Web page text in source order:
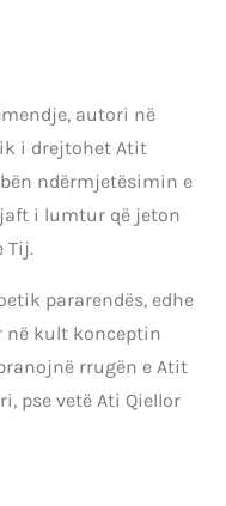
autori në
i drejtohet Atit
bën ndërmjetësimin e
i lumtur që jeton
Tij.
pararendës, edhe
në kult konceptin
rrugën e Atit
pse vetë Ati Qiellor